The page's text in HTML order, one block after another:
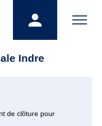
Indre
de clôture pour